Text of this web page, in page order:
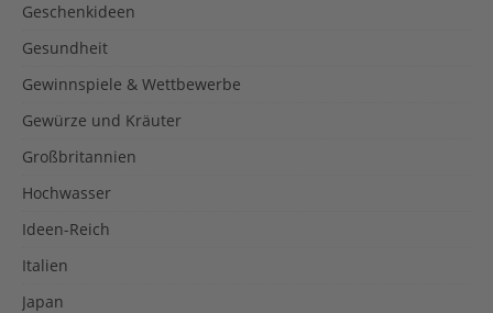
Geschenkideen
Gesundheit
Gewinnspiele & Wettbewerbe
Gewürze und Kräuter
Großbritannien
Hochwasser
Ideen-Reich
Italien
Japan